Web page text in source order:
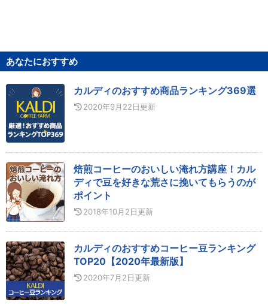
あなたにおすすめ
カルディのおすすめ商品ランキング369選
2020年9月22日更新
焙煎コーヒーのおいしい淹れ方講座！カル
ディで豆を好きな荒さに挽いてもらうのが
ポイント
2018年10月2日更新
カルディのおすすめコーヒー豆ランキング
TOP20【2020年最新版】
2020年7月2日更新